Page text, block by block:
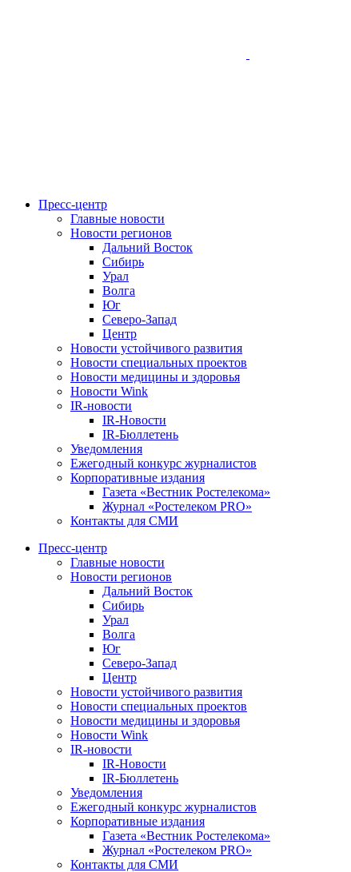
Пресс-центр
Главные новости
Новости регионов
Дальний Восток
Сибирь
Урал
Волга
Юг
Северо-Запад
Центр
Новости устойчивого развития
Новости специальных проектов
Новости медицины и здоровья
Новости Wink
IR-новости
IR-Новости
IR-Бюллетень
Уведомления
Ежегодный конкурс журналистов
Корпоративные издания
Газета «Вестник Ростелекома»
Журнал «Ростелеком PRO»
Контакты для СМИ
Пресс-центр
Главные новости
Новости регионов
Дальний Восток
Сибирь
Урал
Волга
Юг
Северо-Запад
Центр
Новости устойчивого развития
Новости специальных проектов
Новости медицины и здоровья
Новости Wink
IR-новости
IR-Новости
IR-Бюллетень
Уведомления
Ежегодный конкурс журналистов
Корпоративные издания
Газета «Вестник Ростелекома»
Журнал «Ростелеком PRO»
Контакты для СМИ